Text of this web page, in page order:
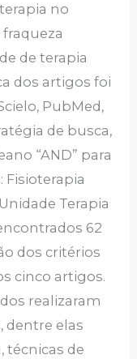
no
de terapia
dos artigos foi
PubMed,
de busca,
“AND” para
Fisioterapia
Terapia
62
dos critérios
cinco artigos.
realizaram
dentre elas
técnicas de